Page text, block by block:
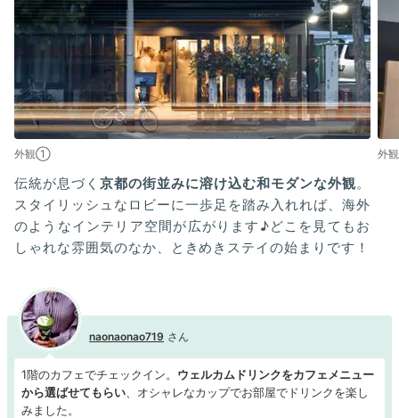
外観① 外
伝統が息づく京都の街並みに溶け込む和モダンな外観。
スタイリッシュなロビーに一歩足を踏み入れれば、海外
のようなインテリア空間が広がります♪どこを見てもお
しゃれな雰囲気のなか、ときめきステイの始まりです！
naonaonao719
1階のカフェでチェックイン。 ウェルカムドリンクをカフェメニュー
から選ばせてもらい 、オシャレなカップでお部屋でドリンクを楽し
みました。